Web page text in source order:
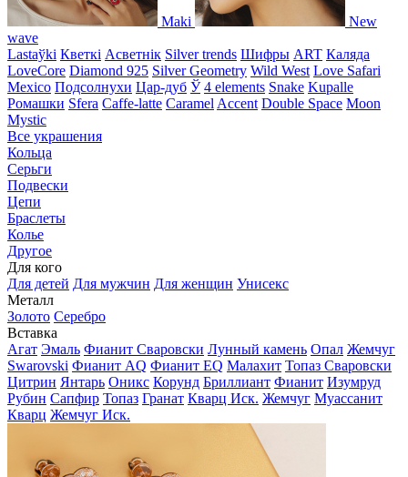
Maki
New
wave
Lastaўki Кветкі Асветнiк Silver trends Шифры ART Каляда
LoveCore Diamond 925 Silver Geometry Wild West Love Safari
Mexico Подсолнухи Цар-дуб Ў 4 elements Snake Kupalle
Ромашки Sfera Caffe-latte Caramel Accent Double Space Moon
Mystic
Все украшения
Кольца
Серьги
Подвески
Цепи
Браслеты
Колье
Другое
Для кого
Для детей Для мужчин Для женщин Унисекс
Металл
Золото Серебро
Вставка
Агат Эмаль Фианит Сваровски Лунный камень Опал Жемчуг
Swarovski Фианит AQ Фианит EQ Малахит Топаз Сваровски
Цитрин Янтарь Оникс Корунд Бриллиант Фианит Изумруд
Рубин Сапфир Топаз Гранат Кварц Иск. Жемчуг Муассанит
Кварц Жемчуг Иск.